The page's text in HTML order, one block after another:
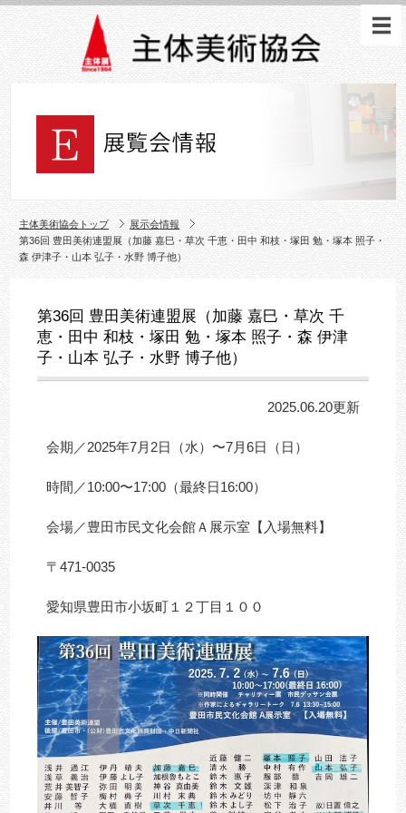
主体美術協会トップ
展示会情報
第36回 豊田美術連盟展（加藤 嘉巳・草次 千恵・田中 和枝・塚田 勉・塚本 照子・
森 伊津子・山本 弘子・水野 博子他）
第36回 豊田美術連盟展（加藤 嘉巳・草次 千
恵・田中 和枝・塚田 勉・塚本 照子・森 伊津
子・山本 弘子・水野 博子他）
2025.06.20更新
会期／2025年7月2日（水）〜7月6日（日）
時間／10:00〜17:00（最終日16:00）
会場／豊田市民文化会館Ａ展示室【入場無料】
〒471-0035
愛知県豊田市小坂町１２丁目１００